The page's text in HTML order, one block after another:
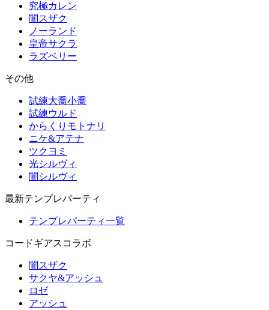
究極カレン
闇スザク
ノーランド
皇帝サクラ
ラズベリー
その他
試練大喬小喬
試練ウルド
からくりモトナリ
ニケ&アテナ
ツクヨミ
光シルヴィ
闇シルヴィ
最新テンプレパーティ
テンプレパーティ一覧
コードギアスコラボ
闇スザク
サクヤ&アッシュ
ロゼ
アッシュ